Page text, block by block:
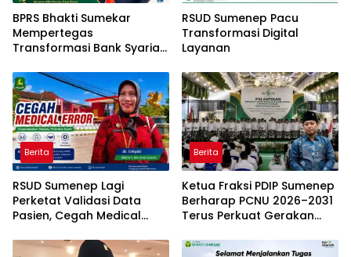
BPRS Bhakti Sumekar
Mempertegas
Transformasi Bank Syariah
RSUD Sumenep Pacu
Transformasi Digital
Layanan
Berita
RSUD Sumenep Lagi
Perketat Validasi Data
Pasien, Cegah Medical
Berita
Ketua Fraksi PDIP Sumenep
Berharap PCNU 2026–2031
Terus Perkuat Gerakan